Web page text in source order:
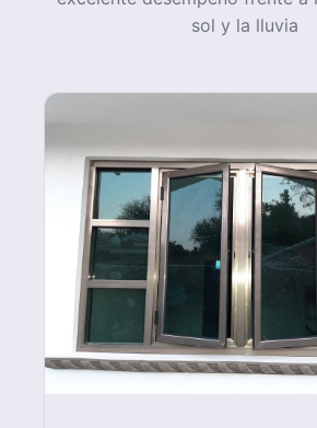
firmeza, estabilidad y excelente